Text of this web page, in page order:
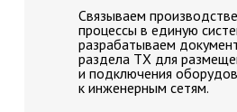
Связываем
процессы в единую
разрабатываем
раздела ТХ для
и подключения
к инженерным сетям.